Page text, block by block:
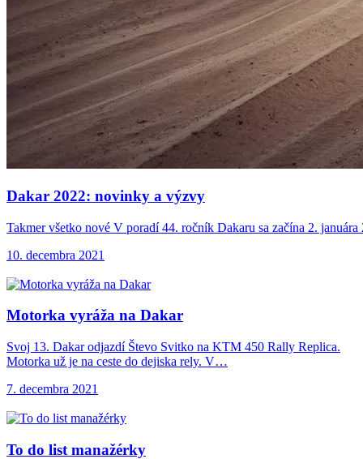
Dakar 2022: novinky a výzvy
Takmer všetko nové V poradí 44. ročník Dakaru sa začína 2.
10. decembra 2021
Motorka vyráža na Dakar
Svoj 13. Dakar odjazdí Števo Svitko na KTM 450 Rally Replica.
Motorka už je na ceste do dejiska rely. V…
7. decembra 2021
To do list manažérky